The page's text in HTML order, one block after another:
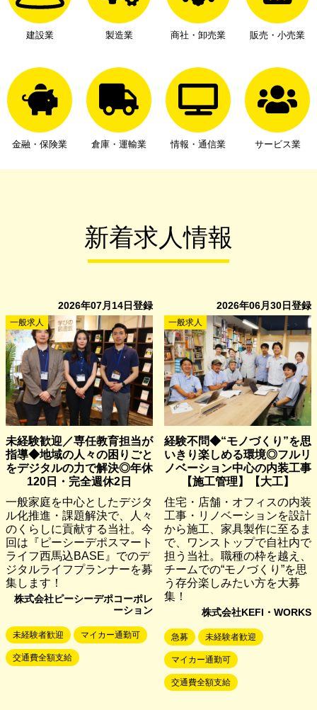
建設業 製造業 商社・卸売業 販売・小売業
金融・保険業 倉庫・運輸業 情報・通信業 サービス業
新着求人情報
2026年07月14日登録
一般求人
未経験歓迎／専任教育担当が
指導◆地域の人々の困りごと
をデジタルの力で解決◎年休
120日・完全週休2日
一般家庭を中心としたデジタ
ル化推進・課題解決で、人々
のくらしに貢献する当社。今
回は『ピーシーデポスマート
ライフ西馬込BASE』でのデ
ジタルライフプランナーを募
集します！
株式会社ピーシーデポコーポレ
ーション
未経験者歓迎 マイカー通勤可
交通費全額支給
2026年06月30日登録
一般求人
経験不問◆“モノづくり”を思
いきり楽しめる環境◎フルリ
ノベーション中心の内装工事
【施工管理】【大工】
住宅・店舗・オフィスの内装
工事・リノベーションを設計
から施工、家具製作に至るま
で、ワンストップで自社内で
担う当社。職種の枠を越え、
チームでの“モノづくり”を思
う存分楽しみたい方を大募
集！
株式会社KEFI・WORKS
急募 未経験者歓迎
マイカー通勤可
交通費全額支給